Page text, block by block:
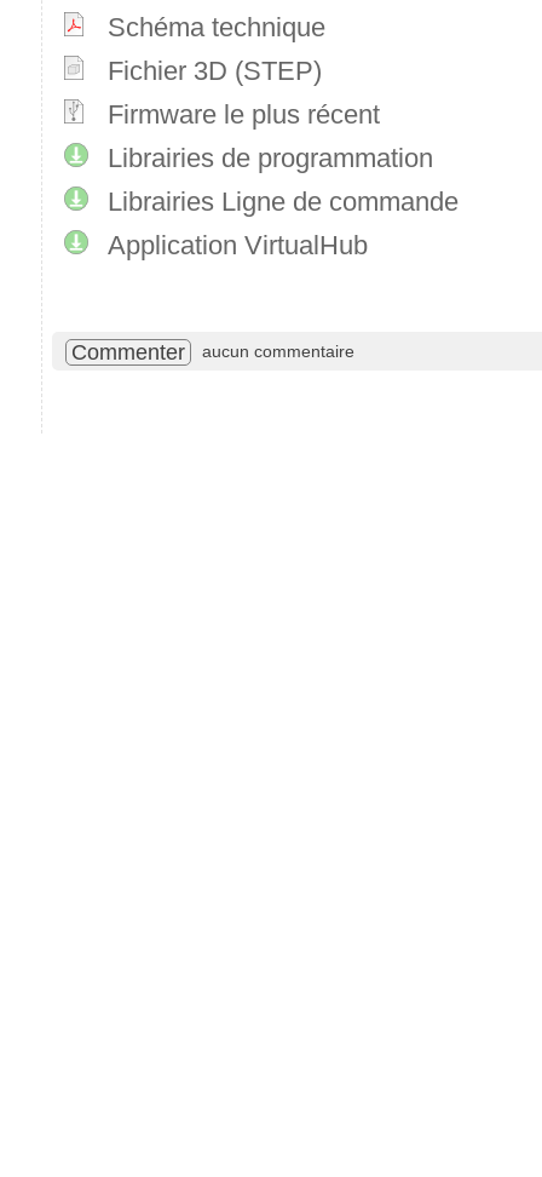
Schéma technique
Fichier 3D (STEP)
Firmware le plus récent
Librairies de programmation
Librairies Ligne de commande
Application VirtualHub
Commenter aucun commentaire